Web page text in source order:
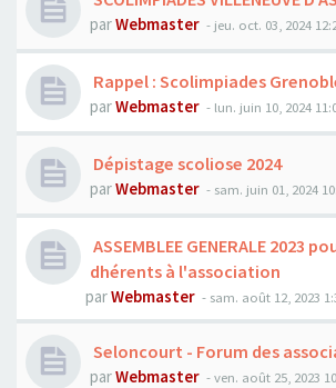
parWebmaster - jeu. oct. 03, 2024
Rappel : Scolimpiades
parWebmaster - lun. juin 10, 2024
Dépistage scoliose 2024
parWebmaster - sam. juin 01, 2024
ASSEMBLEE GENERALE 2023
dhérents à l'association
parWebmaster - sam. août 12, 2023
Seloncourt - Forum des
parWebmaster - ven. août 25, 2023